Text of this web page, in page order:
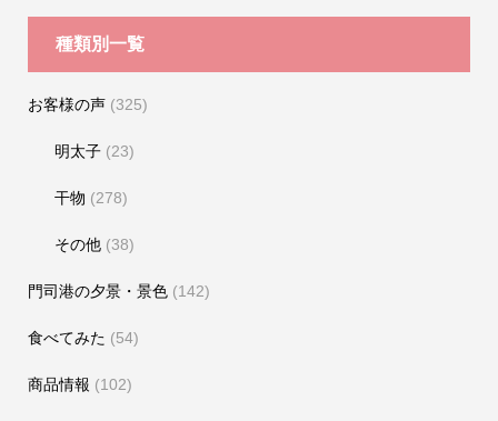
種類別一覧
お客様の声(325)
明太子 (23)
干物 (278)
その他 (38)
門司港の夕景・景色(142)
食べてみた (54)
商品情報 (102)